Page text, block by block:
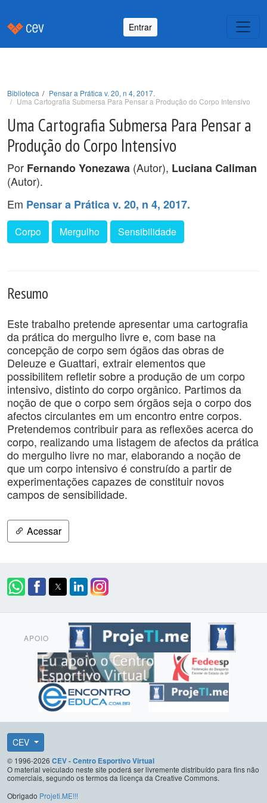
Entrar
Biblioteca
Pensar a Prática v. 20, n 4, 2017.
Uma Cartografia Submersa Para Pensar a Produção do Corpo Intensivo
Uma Cartografia Submersa Para Pensar a
Produção do Corpo Intensivo
Por Fernando Yonezawa (Autor), Luciana Caliman
(Autor).
Em Pensar a Prática v. 20, n 4, 2017.
Corpo Mergulho Sensibilidade
Resumo
Este trabalho pretende apresentar uma cartografia
da prática do mergulho livre e, com base na
concepção de corpo sem ógãos das obras de
Deleuze e Guattari, extrair elementos que
possibilitem refletir sobre a produção de um corpo
intensivo, distinto do corpo orgânico. Partimos da
noção de que o corpo sem órgãos seja o corpo dos
afectos circulantes em um encontro entre corpos.
Pretendemos contribuir para as reflexões acerca do
corpo, realizando uma listagem de afectos da prática
do mergulho livre no mar, elaborando a noção de
que um corpo intensivo é construído a partir de
experimentações capazes de constituir novos
campos de sensibilidade.
Acessar
APOIO
CEV
© 1996-2026 CEV - Centro Esportivo Virtual
O material veiculado neste site poderá ser livremente distribuído para fins não
comerciais, segundo os termos da licença da Creative Commons.
Obrigado Projeti.ME!!!